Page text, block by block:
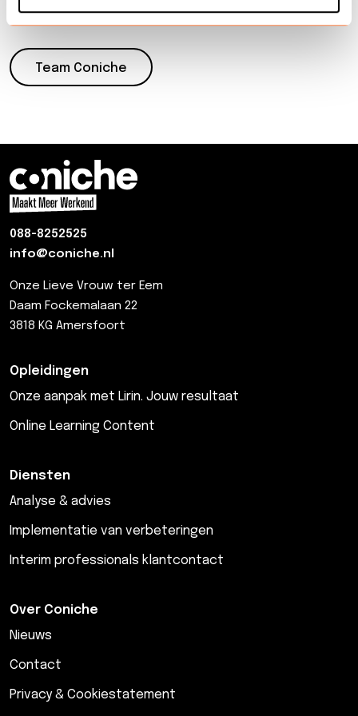
Team Coniche
088-8252525
info@coniche.nl
Onze Lieve Vrouw ter Eem
Daam Fockemalaan 22
3818 KG Amersfoort
Opleidingen
Onze aanpak met Lirin. Jouw resultaat
Online Learning Content
Diensten
Analyse & advies
Implementatie van verbeteringen
Interim professionals klantcontact
Over Coniche
Nieuws
Contact
Privacy & Cookiestatement